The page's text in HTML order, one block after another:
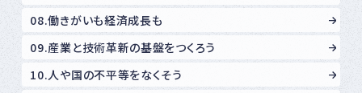
08.働きがいも経済成長も
09.産業と技術革新の基盤をつくろう
10.人や国の不平等をなくそう